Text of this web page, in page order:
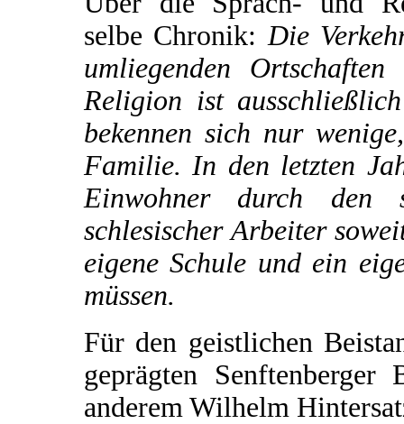
selbe Chronik: Die
umliegenden
Religion ist
bekennen sich nur
Familie. In den letzten
Einwohner durch den
schlesischer Arbeiter
eigene Schule und ein
müssen.
Für den geistlichen
geprägten
anderem Wilhelm